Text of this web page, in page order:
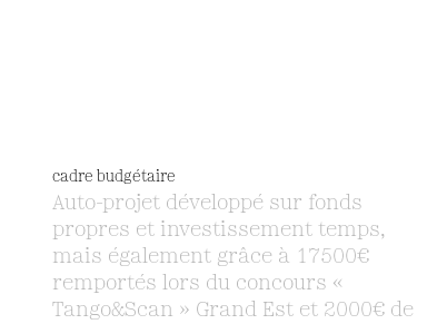
cadre budgétaire
Auto-projet développé sur fonds
propres et investissement temps,
mais également grâce à 17500€
remportés lors du concours «
Tango&Scan » Grand Est et 2000€ de